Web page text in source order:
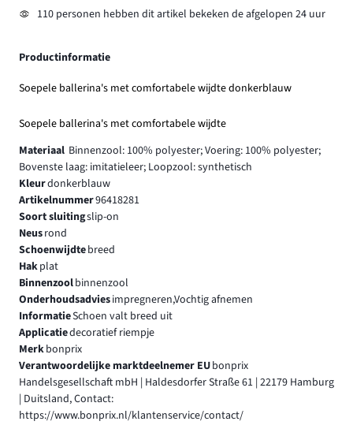
110 personen hebben dit artikel bekeken de afgelopen 24 uur
Productinformatie
Soepele ballerina's met comfortabele wijdte donkerblauw
Soepele ballerina's met comfortabele wijdte
Materiaal Binnenzool: 100% polyester; Voering: 100% polyester;
Bovenste laag: imitatieleer; Loopzool: synthetisch
Kleurdonkerblauw
Artikelnummer96418281
Soort sluitingslip-on
Neusrond
Schoenwijdtebreed
Hakplat
Binnenzoolbinnenzool
Onderhoudsadviesimpregneren,Vochtig afnemen
InformatieSchoen valt breed uit
Applicatiedecoratief riempje
Merkbonprix
Verantwoordelijke marktdeelnemer EUbonprix
Handelsgesellschaft mbH | Haldesdorfer Straße 61 | 22179 Hamburg
| Duitsland, Contact:
https://www.bonprix.nl/klantenservice/contact/